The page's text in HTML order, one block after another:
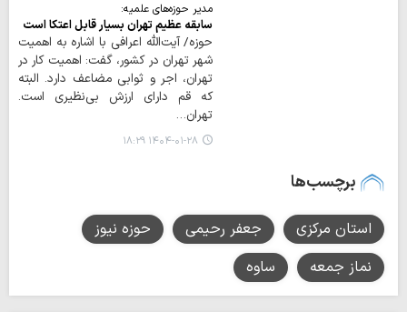
مدیر حوزه‌های علمیه:
سابقه عظیم تهران بسیار قابل اعتکا است
حوزه/ آیت‌الله اعرافی با اشاره به اهمیت
شهر تهران در کشور، گفت: اهمیت کار در
تهران، اجر و ثوابی مضاعف دارد. البته
که قم دارای ارزش بی‌نظیری است.
تهران…
۱۴۰۴-۰۱-۲۸ ۱۸:۲۹
برچسب‌ها
استان مرکزی جعفر رحیمی
حوزه نیوز
نماز جمعه
ساوه